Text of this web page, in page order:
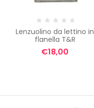
Lenzuolino da lettino in
flanella T&R
€18,00